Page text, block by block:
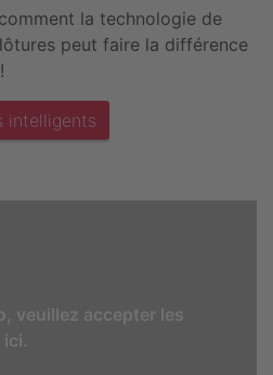
la technologie de
peut faire la différence
intelligents
veuillez accepter les